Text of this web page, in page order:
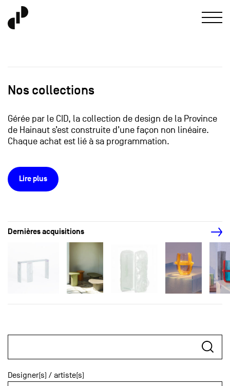
Nos collections
Gérée par le CID, la collection de design de la Province
de Hainaut s’est construite d’une façon non linéaire.
Chaque achat est lié à sa programmation.
Lire plus
Dernières acquisitions
Designer(s) / artiste(s)